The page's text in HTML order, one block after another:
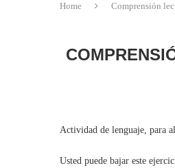
Home Comprensión
Actividad de lenguaje, para
Usted puede bajar este